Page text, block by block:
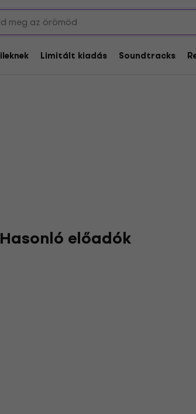
Limitált kiadás Soundtracks
Hasonló előadók